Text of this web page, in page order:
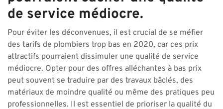
de service médiocre.
Pour éviter les déconvenues, il est crucial de se méfier
des tarifs de plombiers trop bas en 2020, car ces prix
attractifs pourraient dissimuler une qualité de service
médiocre. Opter pour des offres alléchantes à bas prix
peut souvent se traduire par des travaux bâclés, des
matériaux de moindre qualité ou même des pratiques peu
professionnelles. Il est essentiel de prioriser la qualité du